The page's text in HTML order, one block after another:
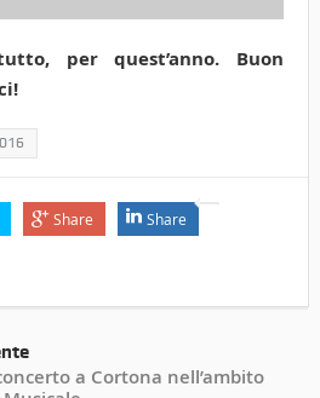
per quest’anno. Buon
Share Share
a Cortona nell’ambito